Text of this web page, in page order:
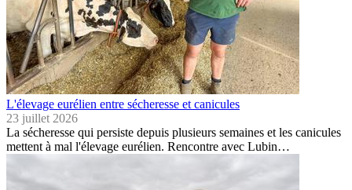
L'élevage eurélien entre sécheresse et canicules
23 juillet 2026
La sécheresse qui persiste depuis plusieurs semaines et les canicules
mettent à mal l'élevage eurélien. Rencontre avec Lubin…